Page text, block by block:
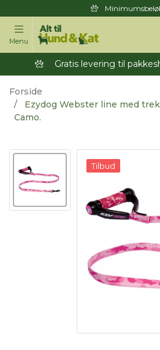
Menu
Gratis levering til
Forside
Ezydog Webster line med
Camo.
Tilbud